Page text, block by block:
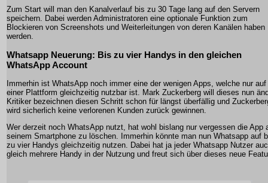
Zum Start will man den Kanalverlauf bis zu 30 Tage lang auf den Servern
speichern. Dabei werden Administratoren eine optionale Funktion zum
Blockieren von Screenshots und Weiterleitungen von deren Kanälen haben
werden.
Whatsapp Neuerung: Bis zu vier Handys in den gleichen
WhatsApp Account
Immerhin ist WhatsApp noch immer eine der wenigen Apps, welche nur auf
einer Plattform gleichzeitig nutzbar ist. Mark Zuckerberg will dieses nun
Kritiker bezeichnen diesen Schritt schon für längst überfällig und
wird sicherlich keine verlorenen Kunden zurück gewinnen.
Wer derzeit noch WhatsApp nutzt, hat wohl bislang nur vergessen die App
seinem Smartphone zu löschen. Immerhin könnte man nun Whatsapp auf
zu vier Handys gleichzeitig nutzen. Dabei hat ja jeder Whatsapp Nutzer
gleich mehrere Handy in der Nutzung und freut sich über dieses neue